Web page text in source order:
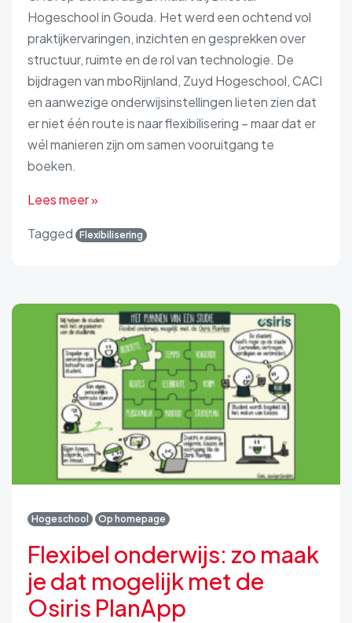
Hogeschool in Gouda. Het werd een ochtend vol
praktijkervaringen, inzichten en gesprekken over
structuur, ruimte en de rol van technologie. De
bijdragen van mboRijnland, Zuyd Hogeschool, CACI
en aanwezige onderwijsinstellingen lieten zien dat
er niet één route is naar flexibilisering – maar dat er
wél manieren zijn om samen vooruitgang te
boeken.
Lees meer »
Tagged Flexibilisering
Hogeschool Op homepage
Flexibel onderwijs: zo maak
je dat mogelijk met de
Osiris PlanApp